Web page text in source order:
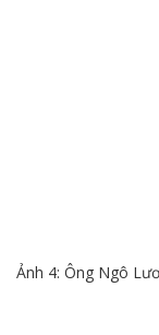
Ảnh 4: Ông Ngô